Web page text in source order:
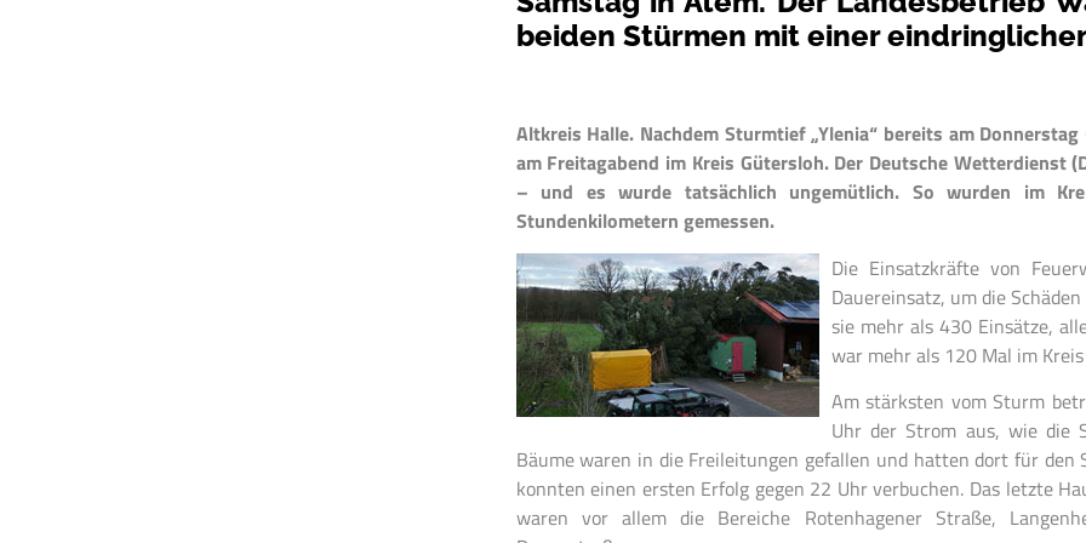
beiden Stürmen mit einer
Altkreis Halle. Nachdem Sturmtief „Ylenia“ bereits am
am Freitagabend im Kreis Gütersloh. Der Deutsche
– und es wurde tatsächlich ungemütlich. So wurden im
Stundenkilometern gemessen.
Die Einsatzkräfte von
Dauereinsatz, um die
sie mehr als 430 Einsätze,
war mehr als 120 Mal im
Am stärksten vom Sturm
Uhr der Strom aus, wie die
Bäume waren in die Freileitungen gefallen und hatten dort für
konnten einen ersten Erfolg gegen 22 Uhr verbuchen. Das letzte
waren vor allem die Bereiche Rotenhagener Straße,